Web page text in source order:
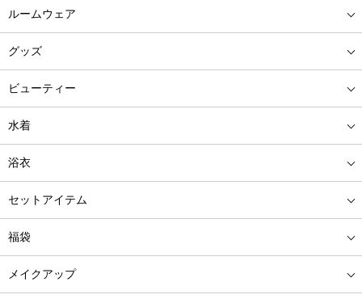
ルームウェア
グッズ
ビューティー
水着
浴衣
セットアイテム
福袋
メイクアップ